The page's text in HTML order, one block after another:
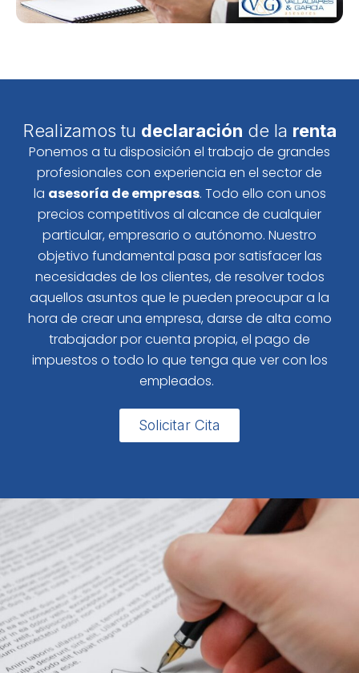
Realizamos tu declaración de la renta
Ponemos a tu disposición el trabajo de grandes
profesionales con experiencia en el sector de
la asesoría de empresas. Todo ello con unos
precios competitivos al alcance de cualquier
particular, empresario o autónomo. Nuestro
objetivo fundamental pasa por satisfacer las
necesidades de los clientes, de resolver todos
aquellos asuntos que le pueden preocupar a la
hora de crear una empresa, darse de alta como
trabajador por cuenta propia, el pago de
impuestos o todo lo que tenga que ver con los
empleados.
Solicitar Cita